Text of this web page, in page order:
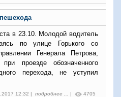
в 23.10. Молодой водитель
по улице Горького со
Генерала Петрова,
проезде обозначенного
перехода, не уступил
12:32 | подробнее ... | 4705